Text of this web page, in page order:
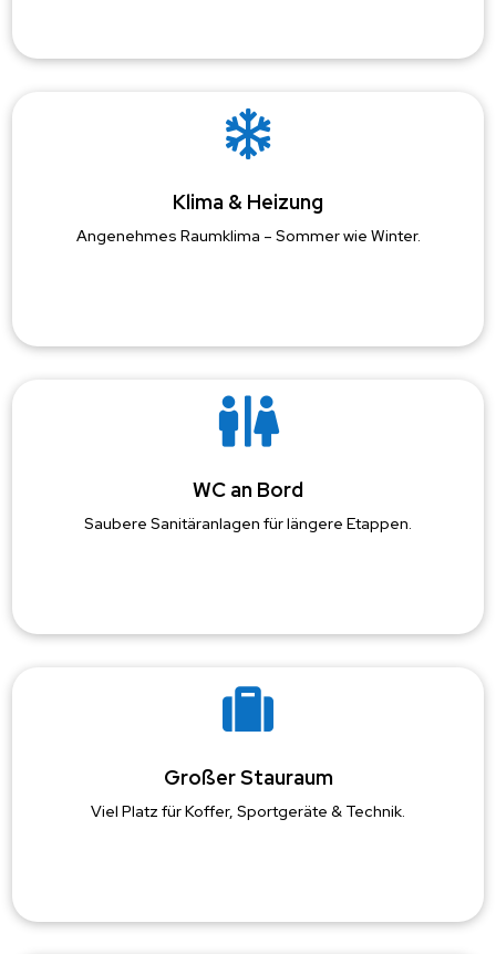

Klima & Heizung
Angenehmes Raumklima – Sommer wie Winter.

WC an Bord
Saubere Sanitäranlagen für längere Etappen.

Großer Stauraum
Viel Platz für Koffer, Sportgeräte & Technik.